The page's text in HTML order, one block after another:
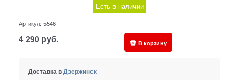
Есть в наличии
Артикул: 5546
4 290 руб. В корзину
Доставка вДзержинск